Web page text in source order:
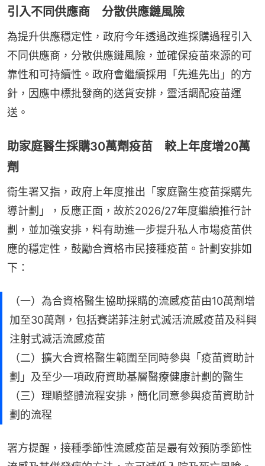
引入不同供應商 分散供應鏈風險
為提升供應穩定性，政府今年透過改進採購過程引入
不同供應商，分散供應鏈風險，並確保疫苗來源的可
靠性和可持續性。政府會繼續採用「先進先出」的方
針，因應中標批發商的送貨安排，靈活調配疫苗運
送。
助家庭醫生採購30萬劑疫苗 較上年度增20萬
劑
衞生署又指，政府上年度推出「家庭醫生疫苗採購先
導計劃」，反應正面，故於2026/27年度繼續推行計
劃，並加強安排，料有助進一步提升私人市場疫苗供
應的穩定性，鼓勵合資格市民接種疫苗。計劃安排如
下：
（一）為合資格醫生協助採購的流感疫苗由10萬劑增
加至30萬劑，包括賽諾菲注射式滅活流感疫苗及科興
注射式滅活流感疫苗
（二）擴大合資格醫生範圍至同時參與「疫苗資助計
劃」及至少一項政府資助基層醫療健康計劃的醫生
（三）理順整體流程安排，簡化同意參與疫苗資助計
劃的流程
署方提醒，接種季節性流感疫苗是最有效預防季節性